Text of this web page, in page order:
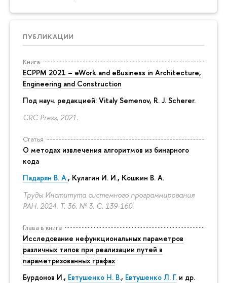
ПУБЛИКАЦИИ
Книга
ECPPM 2021 – eWork and eBusiness in Architecture,
Engineering and Construction
Под науч. редакцией: Vitaly Semenov, R. J. Scherer.
CRC Press, 2021.
Статья
О методах извлечения алгоритмов из бинарного
кода
Падарян В. А., Кулагин И. И., Кошкин В. А.
Труды Института системного программирования
РАН. 2024. Т. 36. № 3. С. 139-160.
Глава в книге
Исследование нефункциональных параметров
различных типов при реализации путей в
параметризованных графах
Бурдонов И., Евтушенко Н. В., Евтушенко Л. Г. и др.